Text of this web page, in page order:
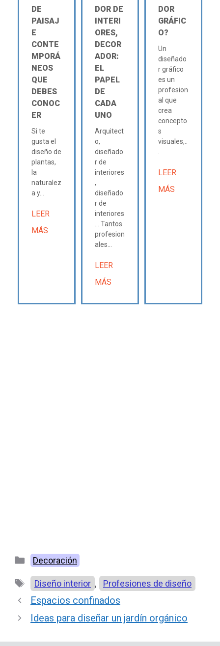
DE
PAISAJ
E
CONTE
MPORÁ
NEOS
QUE
DEBES
CONOC
ER
Si te
gusta el
diseño de
plantas,
la
naturalez
a y...
LEER
MÁS
DOR DE
INTERI
ORES,
DECOR
ADOR:
EL
PAPEL
DE
CADA
UNO
Arquitect
o,
diseñado
r de
interiores
,
diseñado
r de
interiores
... Tantos
profesion
ales...
LEER
MÁS
DOR
GRÁFIC
O?
Un
diseñado
r gráfico
es un
profesion
al que
crea
concepto
s
visuales,..
.
LEER
MÁS
Categorías
Decoración
Etiquetas
Diseño interior , Profesiones de diseño
Espacios confinados
Ideas para diseñar un jardín orgánico